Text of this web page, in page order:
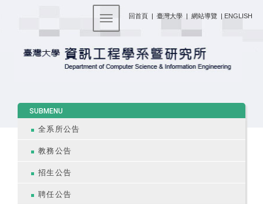
回首頁 | 臺灣大學 | 網站導覽 | ENGLISH
Toggle navigation
SUBMENU
全系所公告
教務公告
招生公告
聘任公告